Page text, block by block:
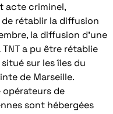
acte criminel,
rétablir la diffusion
la diffusion d’une
a pu être rétablie
sur les îles du
de Marseille.
opérateurs de
sont hébergées